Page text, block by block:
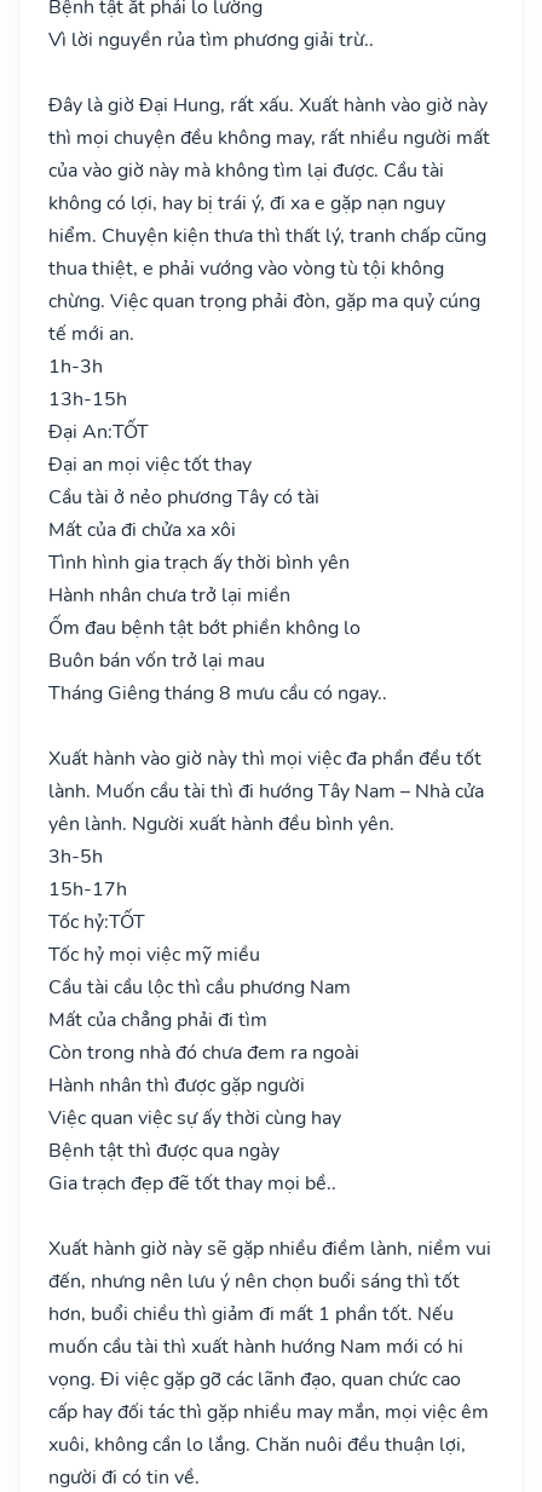
Bệnh tật ắt phải lo lường
Vì lời nguyền rủa tìm phương giải trừ..
Đây là giờ Đại Hung, rất xấu. Xuất hành vào giờ này
thì mọi chuyện đều không may, rất nhiều người mất
của vào giờ này mà không tìm lại được. Cầu tài
không có lợi, hay bị trái ý, đi xa e gặp nạn nguy
hiểm. Chuyện kiện thưa thì thất lý, tranh chấp cũng
thua thiệt, e phải vướng vào vòng tù tội không
chừng. Việc quan trọng phải đòn, gặp ma quỷ cúng
tế mới an.
1h-3h
13h-15h
Đại An:TỐT
Đại an mọi việc tốt thay
Cầu tài ở nẻo phương Tây có tài
Mất của đi chửa xa xôi
Tình hình gia trạch ấy thời bình yên
Hành nhân chưa trở lại miền
Ốm đau bệnh tật bớt phiền không lo
Buôn bán vốn trở lại mau
Tháng Giêng tháng 8 mưu cầu có ngay..
Xuất hành vào giờ này thì mọi việc đa phần đều tốt
lành. Muốn cầu tài thì đi hướng Tây Nam – Nhà cửa
yên lành. Người xuất hành đều bình yên.
3h-5h
15h-17h
Tốc hỷ:TỐT
Tốc hỷ mọi việc mỹ miều
Cầu tài cầu lộc thì cầu phương Nam
Mất của chẳng phải đi tìm
Còn trong nhà đó chưa đem ra ngoài
Hành nhân thì được gặp người
Việc quan việc sự ấy thời cùng hay
Bệnh tật thì được qua ngày
Gia trạch đẹp đẽ tốt thay mọi bề..
Xuất hành giờ này sẽ gặp nhiều điềm lành, niềm vui
đến, nhưng nên lưu ý nên chọn buổi sáng thì tốt
hơn, buổi chiều thì giảm đi mất 1 phần tốt. Nếu
muốn cầu tài thì xuất hành hướng Nam mới có hi
vọng. Đi việc gặp gỡ các lãnh đạo, quan chức cao
cấp hay đối tác thì gặp nhiều may mắn, mọi việc êm
xuôi, không cần lo lắng. Chăn nuôi đều thuận lợi,
người đi có tin về.